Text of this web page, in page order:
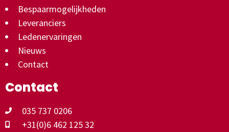
Bespaarmogelijkheden
Leveranciers
Ledenervaringen
Nieuws
Contact
Contact
035 737 0206
+31(0)6 462 125 32